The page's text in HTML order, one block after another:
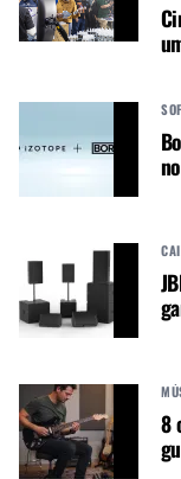
Tagima, Visão
Os
mais uma
grande
edição para
informações:
8